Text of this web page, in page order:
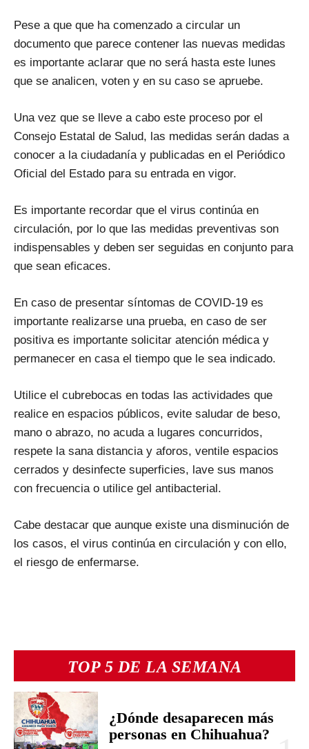
TOP 5 DE LA SEMANA
¿Dónde desaparecen más
personas en Chihuahua?
Pese a que que ha comenzado a circular un
documento que parece contener las nuevas medidas
es importante aclarar que no será hasta este lunes
que se analicen, voten y en su caso se apruebe.
Una vez que se lleve a cabo este proceso por el
Consejo Estatal de Salud, las medidas serán dadas a
conocer a la ciudadanía y publicadas en el Periódico
Oficial del Estado para su entrada en vigor.
Es importante recordar que el virus continúa en
circulación, por lo que las medidas preventivas son
indispensables y deben ser seguidas en conjunto para
que sean eficaces.
En caso de presentar síntomas de COVID-19 es
importante realizarse una prueba, en caso de ser
positiva es importante solicitar atención médica y
permanecer en casa el tiempo que le sea indicado.
Utilice el cubrebocas en todas las actividades que
realice en espacios públicos, evite saludar de beso,
mano o abrazo, no acuda a lugares concurridos,
respete la sana distancia y aforos, ventile espacios
cerrados y desinfecte superficies, lave sus manos
con frecuencia o utilice gel antibacterial.
Cabe destacar que aunque existe una disminución de
los casos, el virus continúa en circulación y con ello,
el riesgo de enfermarse.